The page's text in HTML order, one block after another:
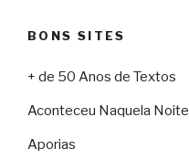
BONS SITES
+ de 50 Anos de Textos
Aconteceu Naquela Noite
Aporias